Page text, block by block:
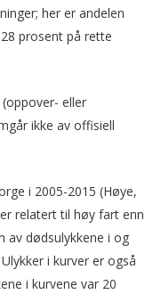
her er andelen
prosent på rette
eller
ikke av offisiell
i 2005-2015 (Høye,
relatert til høy fart enn
av dødsulykkene i og
i kurver er også
i kurvene var 20